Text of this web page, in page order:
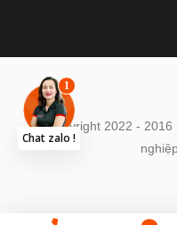
© Copyright 2022 - 2016
Chat zalo !